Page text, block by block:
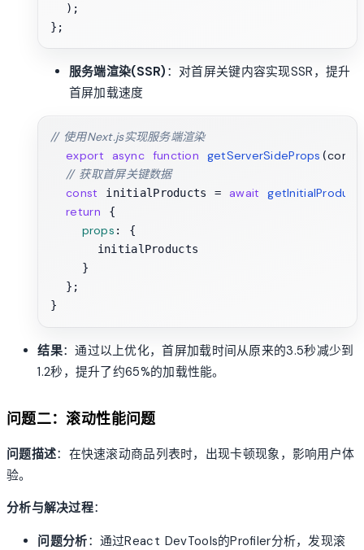
  );
服务端渲染(SSR) ：对首屏关键内容实现SSR，提升
首屏加载速度
// 使用Next.js实现服务端渲染
export
async function getServerSideProps (
// 获取首屏关键数据
const initialProducts = await
return {
props : {
      initialProducts
    }
  };
结果：通过以上优化，首屏加载时间从原来的3.5秒减少到
1.2秒，提升了约65%的加载性能。
问题二：滚动性能问题
问题描述：在快速滚动商品列表时，出现卡顿现象，影响用户体
验。
分析与解决过程：
问题分析：通过React DevTools的Profiler分析，发现滚